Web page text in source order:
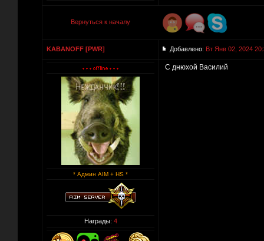
Вернуться к началу
KABANOFF [PWR] Добавлено: Вт Янв 02, 2024
* Админ AIM + HS *
Награды: 4
С днюхой Василий